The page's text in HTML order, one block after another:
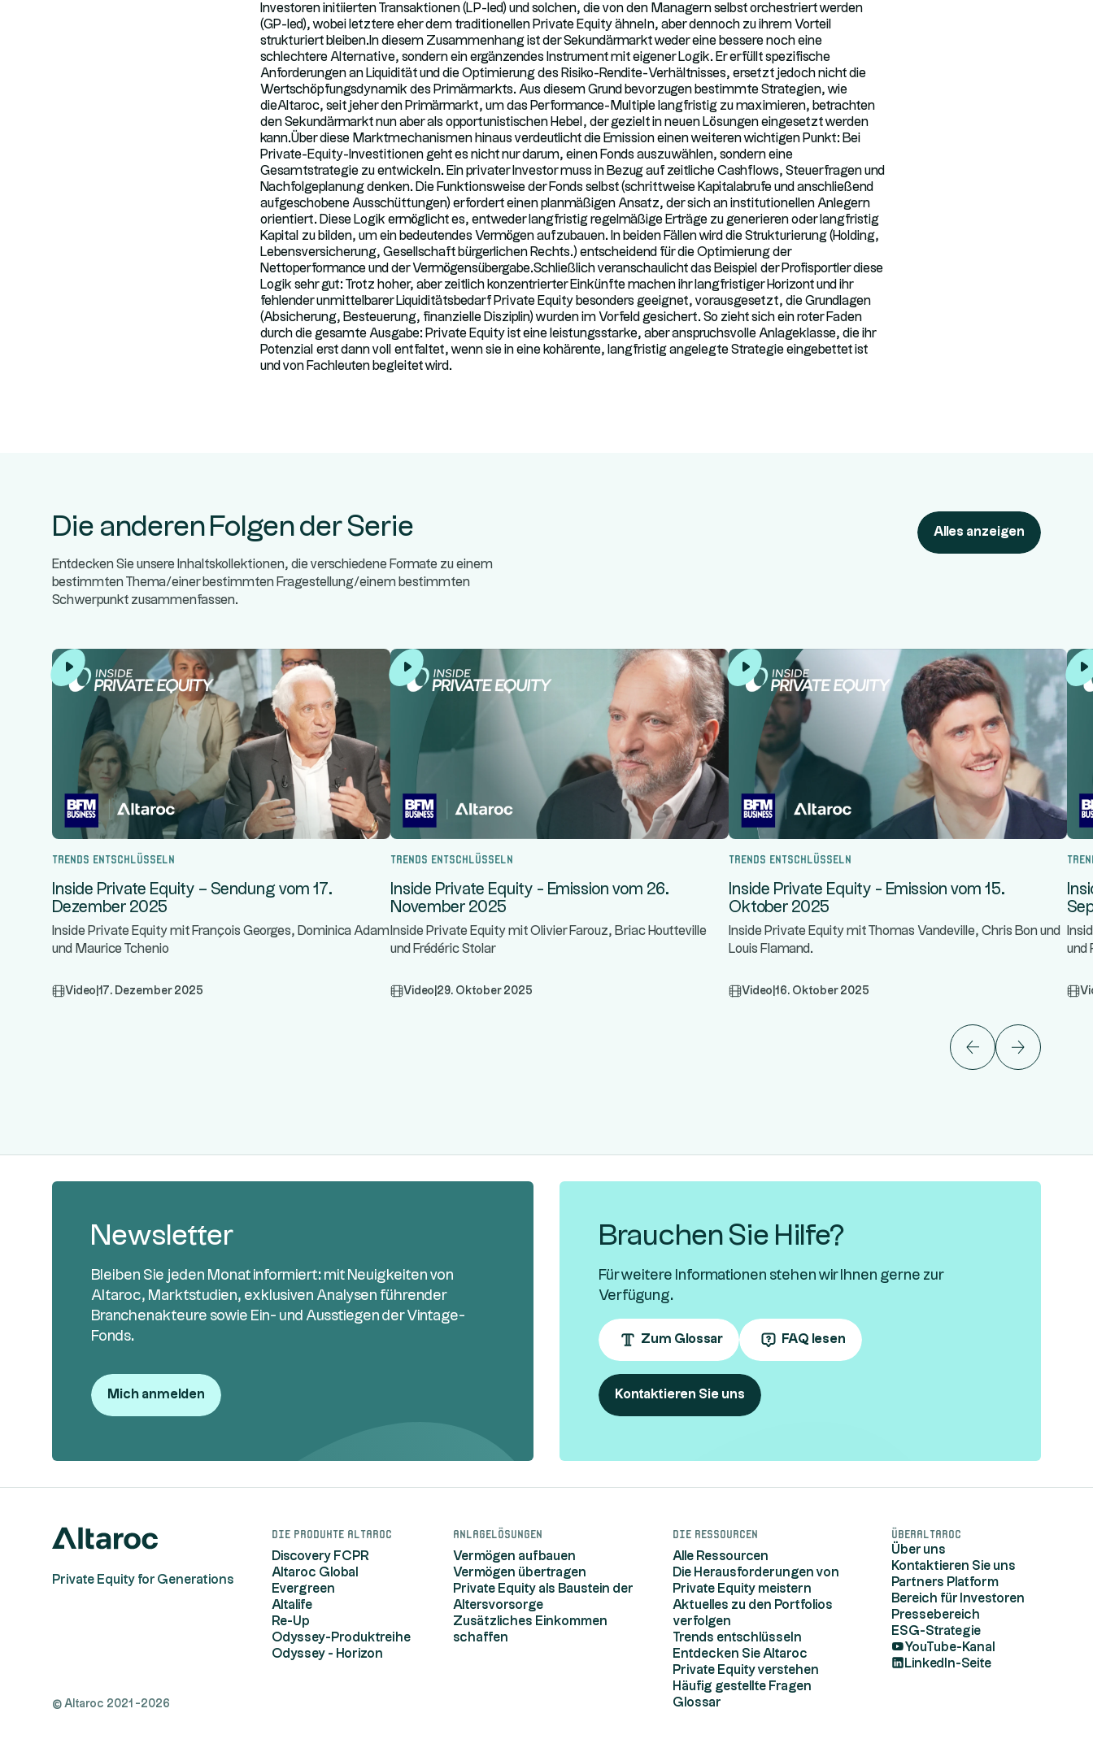
Investoren initiierten Transaktionen (LP-led) und solchen, die von den Managern selbst orchestriert werden
(GP-led), wobei letztere eher dem traditionellen Private Equity ähneln, aber dennoch zu ihrem Vorteil
strukturiert bleiben.In diesem Zusammenhang ist der Sekundärmarkt weder eine bessere noch eine
schlechtere Alternative, sondern ein ergänzendes Instrument mit eigener Logik. Er erfüllt spezifische
Anforderungen an Liquidität und die Optimierung des Risiko-Rendite-Verhältnisses, ersetzt jedoch nicht die
Wertschöpfungsdynamik des Primärmarkts. Aus diesem Grund bevorzugen bestimmte Strategien, wie
dieAltaroc, seit jeher den Primärmarkt, um das Performance-Multiple langfristig zu maximieren, betrachten
den Sekundärmarkt nun aber als opportunistischen Hebel, der gezielt in neuen Lösungen eingesetzt werden
kann.Über diese Marktmechanismen hinaus verdeutlicht die Emission einen weiteren wichtigen Punkt: Bei
Private-Equity-Investitionen geht es nicht nur darum, einen Fonds auszuwählen, sondern eine
Gesamtstrategie zu entwickeln. Ein privater Investor muss in Bezug auf zeitliche Cashflows, Steuerfragen und
Nachfolgeplanung denken. Die Funktionsweise der Fonds selbst (schrittweise Kapitalabrufe und anschließend
aufgeschobene Ausschüttungen) erfordert einen planmäßigen Ansatz, der sich an institutionellen Anlegern
orientiert. Diese Logik ermöglicht es, entweder langfristig regelmäßige Erträge zu generieren oder langfristig
Kapital zu bilden, um ein bedeutendes Vermögen aufzubauen. In beiden Fällen wird die Strukturierung (Holding,
Lebensversicherung, Gesellschaft bürgerlichen Rechts…) entscheidend für die Optimierung der
Nettoperformance und der Vermögensübergabe.Schließlich veranschaulicht das Beispiel der Profisportler diese
Logik sehr gut: Trotz hoher, aber zeitlich konzentrierter Einkünfte machen ihr langfristiger Horizont und ihr
fehlender unmittelbarer Liquiditätsbedarf Private Equity besonders geeignet, vorausgesetzt, die Grundlagen
(Absicherung, Besteuerung, finanzielle Disziplin) wurden im Vorfeld gesichert. So zieht sich ein roter Faden
durch die gesamte Ausgabe: Private Equity ist eine leistungsstarke, aber anspruchsvolle Anlageklasse, die ihr
Potenzial erst dann voll entfaltet, wenn sie in eine kohärente, langfristig angelegte Strategie eingebettet ist
und von Fachleuten begleitet wird.
Die anderen Folgen der Serie
Entdecken Sie unsere Inhaltskollektionen, die verschiedene Formate zu einem
bestimmten Thema/einer bestimmten Fragestellung/einem bestimmten
Schwerpunkt zusammenfassen.
Alles anzeigen
Trends entschlüsseln
Inside Private Equity – Sendung vom 17.
Dezember 2025
Inside Private Equity mit François Georges, Dominica Adam
und Maurice Tchenio
Video 17. Dezember 2025
Trends entschlüsseln
Inside Private Equity - Emission vom 26.
November 2025
Inside Private Equity mit Olivier Farouz, Briac Houtteville
und Frédéric Stolar
Video 29. Oktober 2025
Trends entschlüsseln
Inside Private Equity - Emission vom 15.
Oktober 2025
Inside Private Equity mit Thomas Vandeville, Chris Bon und
Louis Flamand.
Video 16. Oktober 2025
und
Newsletter
Bleiben Sie jeden Monat informiert: mit Neuigkeiten von
Altaroc, Marktstudien, exklusiven Analysen führender
Branchenakteure sowie Ein- und Ausstiegen der Vintage-
Fonds.
Mich anmelden
Brauchen Sie Hilfe?
Für weitere Informationen stehen wir Ihnen gerne zur
Verfügung.
Zum Glossar FAQ lesen
Kontaktieren Sie uns
Private Equity for Generations
© Altaroc 2021 -2026
Die Produkte Altaroc
Discovery FCPR
Altaroc Global
Evergreen
Altalife
Re-Up
Odyssey-Produktreihe
Odyssey - Horizon
Anlagelösungen
Vermögen aufbauen
Vermögen übertragen
Private Equity als Baustein der
Altersvorsorge
Zusätzliches Einkommen
schaffen
Die Ressourcen
Alle Ressourcen
Die Herausforderungen von
Private Equity meistern
Aktuelles zu den Portfolios
verfolgen
Trends entschlüsseln
Entdecken Sie Altaroc
Private Equity verstehen
Häufig gestellte Fragen
Glossar
ÜberAltaroc
Über uns
Kontaktieren Sie uns
Partners Platform
Bereich für Investoren
Pressebereich
ESG-Strategie
YouTube-Kanal
LinkedIn-Seite